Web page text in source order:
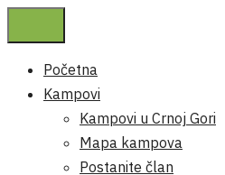
Početna
Kampovi
Kampovi u Crnoj Gori
Mapa kampova
Postanite član